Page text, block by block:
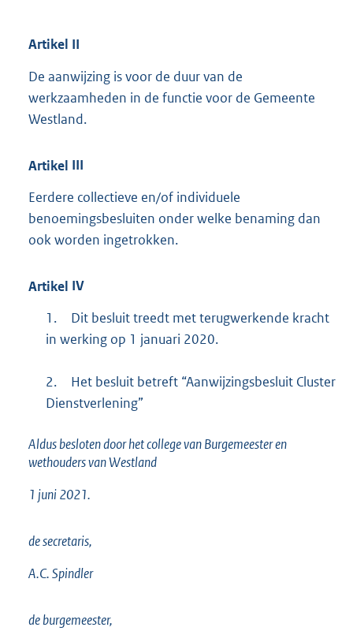
Artikel II
De aanwijzing is voor de duur van de
werkzaamheden in de functie voor de Gemeente
Westland.
Artikel III
Eerdere collectieve en/of individuele
benoemingsbesluiten onder welke benaming dan
ook worden ingetrokken.
Artikel IV
1.
Dit besluit treedt met terugwerkende kracht
in werking op 1 januari 2020.
2.
Het besluit betreft “Aanwijzingsbesluit Cluster
Dienstverlening”
Aldus besloten door het college van Burgemeester en
wethouders van Westland
1 juni 2021.
de secretaris,
A.C. Spindler
de burgemeester,